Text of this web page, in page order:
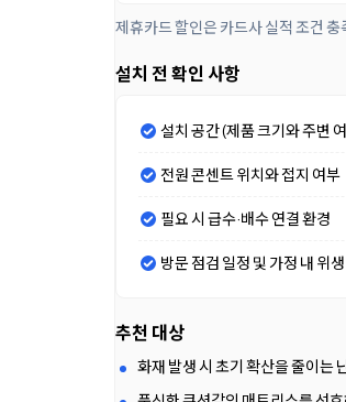
제휴카드 할인은 카드사 실적 조건
설치 전 확인 사항
설치 공간 (제품 크기와 주변
전원 콘센트 위치와 접지 여부
필요 시 급수·배수 연결 환경
방문 점검 일정 및 가정 내 위
추천 대상
화재 발생 시 초기 확산을 줄이는